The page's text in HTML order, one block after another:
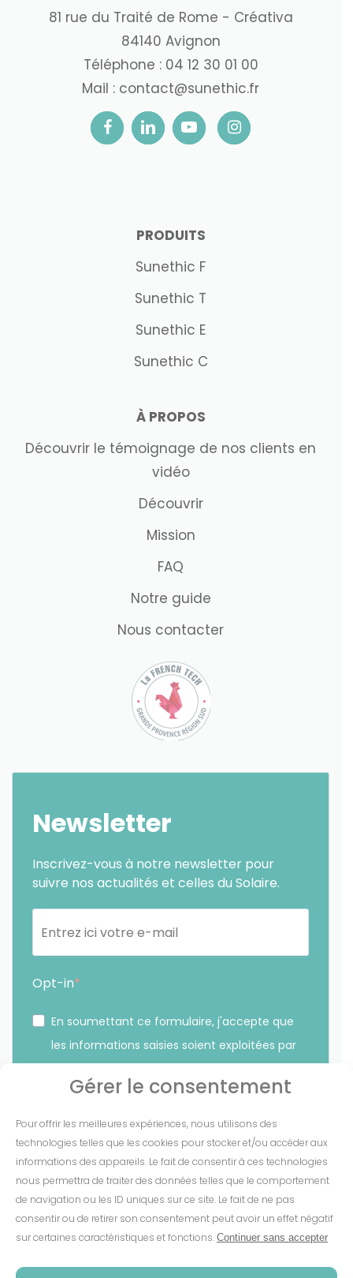
Gérer le consentement
Pour offrir les meilleures expériences, nous utilisons des
technologies telles que les cookies pour stocker et/ou accéder aux
informations des appareils. Le fait de consentir à ces technologies
nous permettra de traiter des données telles que le comportement
de navigation ou les ID uniques sur ce site. Le fait de ne pas
consentir ou de retirer son consentement peut avoir un effet négatif
sur certaines caractéristiques et fonctions. Continuer sans accepter
81 rue du Traité de Rome - Créativa
84140 Avignon
Téléphone : 04 12 30 01 00
Mail : contact@sunethic.fr
PRODUITS
Sunethic F
Sunethic T
Sunethic E
Sunethic C
À PROPOS
Découvrir le témoignage de nos clients en
vidéo
Découvrir
Mission
FAQ
Notre guide
Nous contacter
Newsletter
Inscrivez-vous à notre newsletter pour
suivre nos actualités et celles du Solaire.
Opt-in
En soumettant ce formulaire, j'accepte que
les informations saisies soient exploitées par
sur le lien présent dans nos emails.
S'INSCRIRE